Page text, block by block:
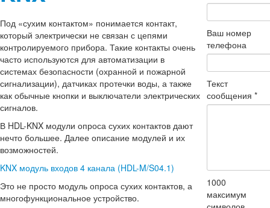
Под «сухим контактом» понимается контакт,
который электрически не связан с цепями
контролируемого прибора. Такие контакты очень
часто используются для автоматизации в
системах безопасности (охранной и пожарной
сигнализации), датчиках протечки воды, а также
как обычные кнопки и выключатели электрических
сигналов.
В HDL-KNX модули опроса сухих контактов дают
нечто большее. Далее описание модулей и их
возможностей.
KNX модуль входов 4 канала (HDL-M/S04.1)
Это не просто модуль опроса сухих контактов, а
многофункциональное устройство.
Ваш номер
телефона
Текст
сообщения*
1000
максимум